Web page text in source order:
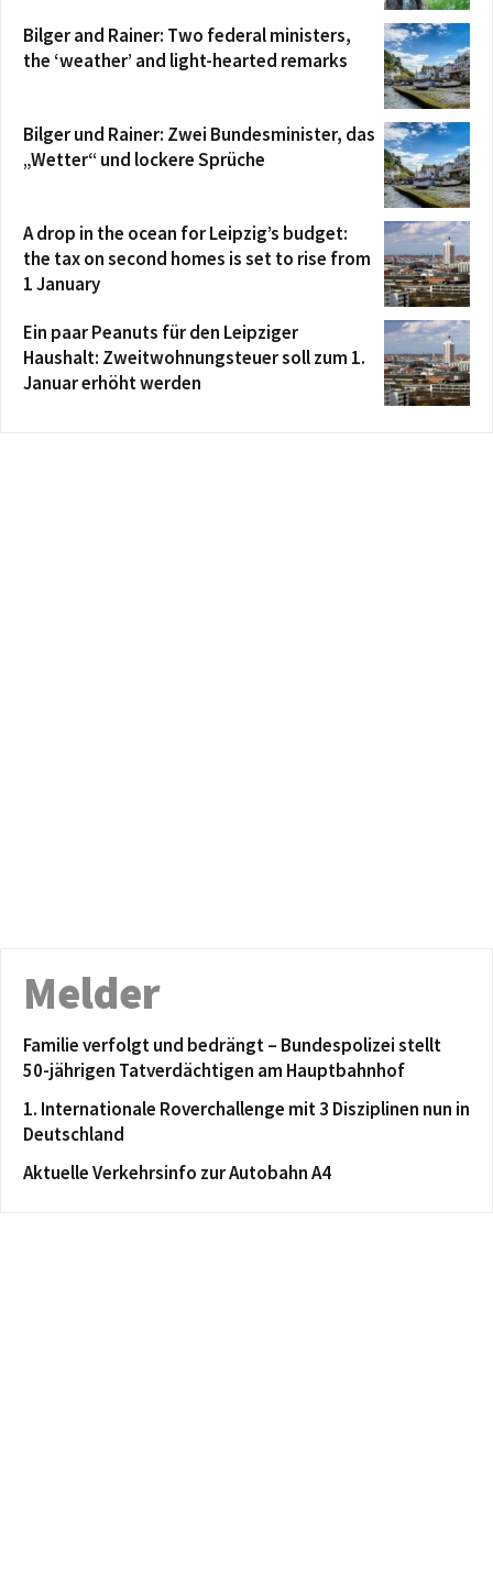
Bilger and Rainer: Two federal ministers,
the ‘weather’ and light-hearted remarks
Bilger und Rainer: Zwei Bundesminister, das
„Wetter“ und lockere Sprüche
A drop in the ocean for Leipzig’s budget:
the tax on second homes is set to rise from
1 January
Ein paar Peanuts für den Leipziger
Haushalt: Zweitwohnungsteuer soll zum 1.
Januar erhöht werden
Melder
Familie verfolgt und bedrängt – Bundespolizei stellt
50-jährigen Tatverdächtigen am Hauptbahnhof
1. Internationale Roverchallenge mit 3 Disziplinen nun in
Deutschland
Aktuelle Verkehrsinfo zur Autobahn A4